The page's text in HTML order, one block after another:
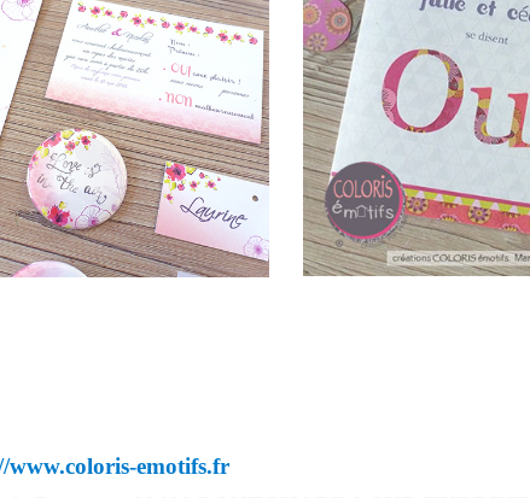
www.coloris-emotifs.fr